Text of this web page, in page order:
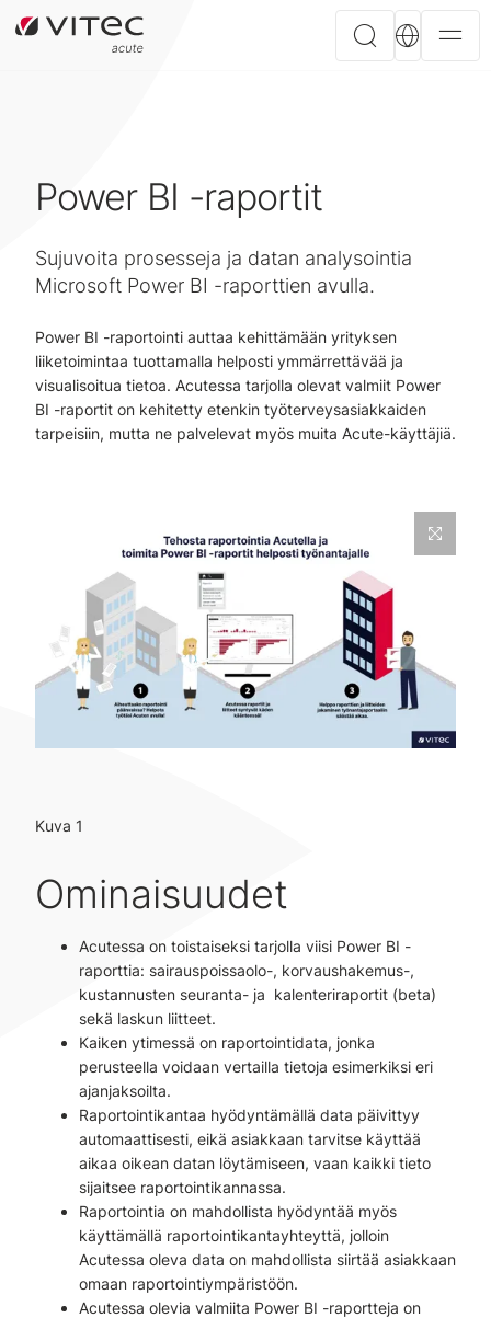
Power BI -raportit
Sujuvoita prosesseja ja datan analysointia
Microsoft Power BI -raporttien avulla.
Power BI -raportointi auttaa kehittämään yrityksen
liiketoimintaa tuottamalla helposti ymmärrettävää ja
visualisoitua tietoa. Acutessa tarjolla olevat valmiit Power
BI -raportit on kehitetty etenkin työterveysasiakkaiden
tarpeisiin, mutta ne palvelevat myös muita Acute-käyttäjiä.
Kuva 1
Ominaisuudet
Acutessa on toistaiseksi tarjolla viisi Power BI -
raporttia: sairauspoissaolo-, korvaushakemus-,
kustannusten seuranta- ja kalenteriraportit (beta)
sekä laskun liitteet.
Kaiken ytimessä on raportointidata, jonka
perusteella voidaan vertailla tietoja esimerkiksi eri
ajanjaksoilta.
Raportointikantaa hyödyntämällä data päivittyy
automaattisesti, eikä asiakkaan tarvitse käyttää
aikaa oikean datan löytämiseen, vaan kaikki tieto
sijaitsee raportointikannassa.
Raportointia on mahdollista hyödyntää myös
käyttämällä raportointikantayhteyttä, jolloin
Acutessa oleva data on mahdollista siirtää asiakkaan
omaan raportointiympäristöön.
Acutessa olevia valmiita Power BI -raportteja on